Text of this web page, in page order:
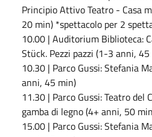
Principio Attivo Teatro - Casa
20 min) *spettacolo per 2
10.00 | Auditorium Biblioteca:
Stück. Pezzi pazzi (1-3 anni,
10.30 | Parco Gussi: Stefania
anni, 45 min)
11.30 | Parco Gussi: Teatro del
gamba di legno (4+ anni, 50
15.00 | Parco Gussi: Stefania